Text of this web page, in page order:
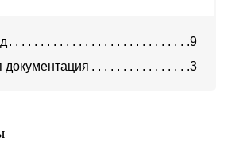
9
документация
3